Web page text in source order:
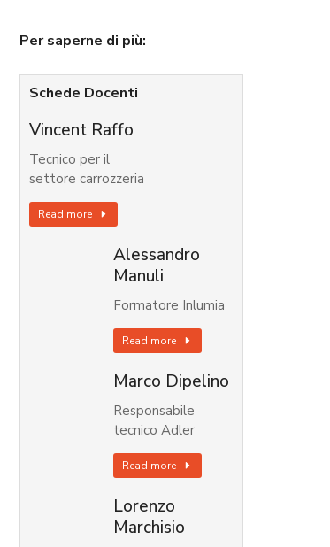
Per saperne di più:
Schede Docenti
Vincent Raffo
Tecnico per il
settore carrozzeria
Read more
Alessandro
Manuli
Formatore Inlumia
Read more
Marco Dipelino
Responsabile
tecnico Adler
Read more
Lorenzo
Marchisio